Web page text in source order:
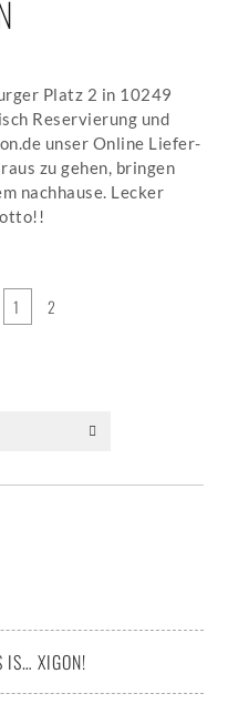
Platz 2 in 10249
Reservierung und
unser Online Liefer-
zu gehen, bringen
nachhause. Lecker
1 2
IS… XIGON!